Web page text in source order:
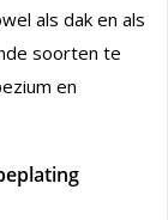
als dak en als
soorten te
en